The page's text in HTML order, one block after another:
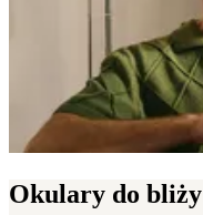
Okulary do bliży